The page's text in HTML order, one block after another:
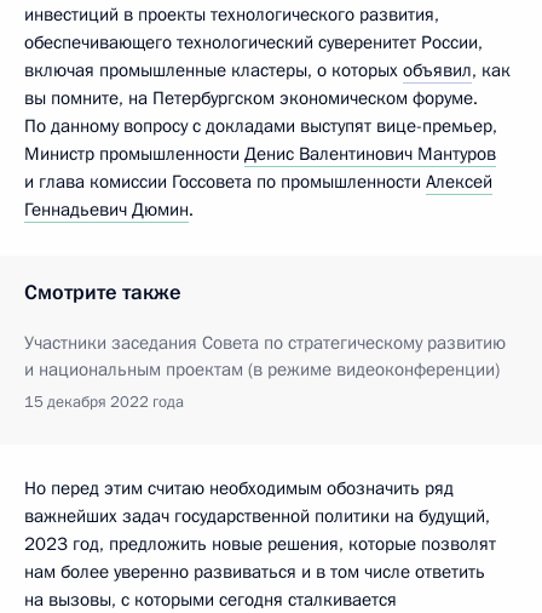
инвестиций в проекты технологического развития,
обеспечивающего технологический суверенитет России,
включая промышленные кластеры, о которых объявил, как
вы помните, на Петербургском экономическом форуме.
По данному вопросу с докладами выступят вице-премьер,
Министр промышленности Денис Валентинович Мантуров
и глава комиссии Госсовета по промышленности Алексей
Геннадьевич Дюмин.
Смотрите также
Участники заседания Совета по стратегическому развитию
и национальным проектам (в режиме видеоконференции)
15 декабря 2022 года
Но перед этим считаю необходимым обозначить ряд
важнейших задач государственной политики на будущий,
2023 год, предложить новые решения, которые позволят
нам более уверенно развиваться и в том числе ответить
на вызовы, с которыми сегодня сталкивается